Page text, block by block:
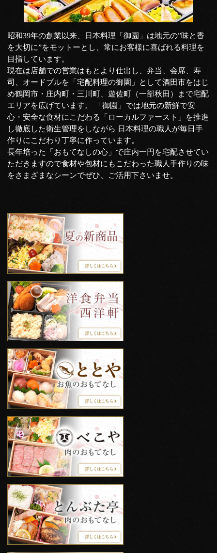
昭和39年の創業以来、日本料理「御園」は地元の”味と香
を大切に”をモットーとし、常にお客様に喜ばれる料理を
目指しています。
現在は店舗での営業はもとより仕出し、弁当、会席、寿
司、オードブルを「宅配料理の御園」として酒田市をはじ
め鶴岡市・庄内町・三川町、遊佐町（一部秋田）まで宅配
エリアを広げています。 「御園」では地元の新鮮で安
心・安全な食材にこだわる「ローカルファースト」を推進
し徹底した衛生管理をしながら 日本料理の職人が毎日手
作りにこだわり丁寧に作っています。
長年培った「おもてなしの心」で庄内一円を宅配させてい
ただきますので食材や包材にもこだわった職人手作りの味
をさまざまなシーンでぜひ、ご活用下さいませ。